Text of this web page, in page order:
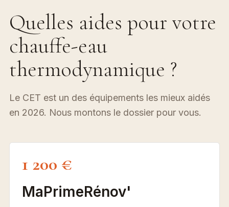
Quelles aides pour votre
chauffe-eau
thermodynamique ?
Le CET est un des équipements les mieux aidés
en 2026. Nous montons le dossier pour vous.
1 200 €
MaPrimeRénov'